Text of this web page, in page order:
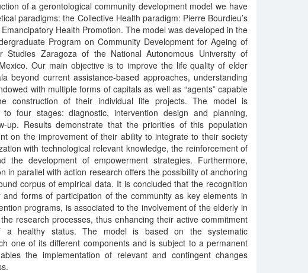
of a gerontological community development model we have
paradigms: the Collective Health paradigm: Pierre Bourdieu’s
Health Promotion. The model was developed in the
Program on Community Development for Ageing of
Studies Zaragoza of the National Autonomous University of
Our main objective is to improve the life quality of elder
beyond current assistance-based approaches, understanding
with multiple forms of capitals as well as “agents” capable
construction of their individual life projects. The model is
to four stages: diagnostic, intervention design and planning,
up. Results demonstrate that the priorities of this population
on the improvement of their ability to integrate to their society
with technological relevant knowledge, the reinforcement of
the development of empowerment strategies. Furthermore,
in parallel with action research offers the possibility of anchoring
corpus of empirical data. It is concluded that the recognition
forms of participation of the community as key elements in
programs, is associated to the involvement of the elderly in
research processes, thus enhancing their active commitment
a healthy status. The model is based on the systematic
one of its different components and is subject to a permanent
the implementation of relevant and contingent changes